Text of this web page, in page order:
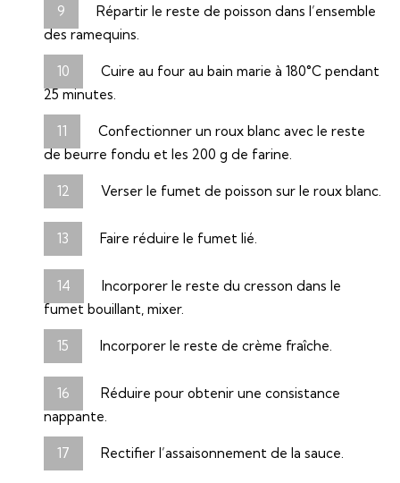
Répartir le reste de poisson dans l’ensemble
des ramequins.
Cuire au four au bain marie à 180°C pendant
25 minutes.
Confectionner un roux blanc avec le reste
de beurre fondu et les 200 g de farine.
Verser le fumet de poisson sur le roux blanc.
Faire réduire le fumet lié.
Incorporer le reste du cresson dans le
fumet bouillant, mixer.
Incorporer le reste de crème fraîche.
Réduire pour obtenir une consistance
nappante.
Rectifier l’assaisonnement de la sauce.